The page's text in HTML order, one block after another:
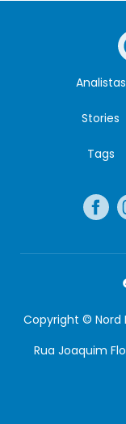
Analistas
Stories
Tags
Copyright © Nord
Rua Joaquim